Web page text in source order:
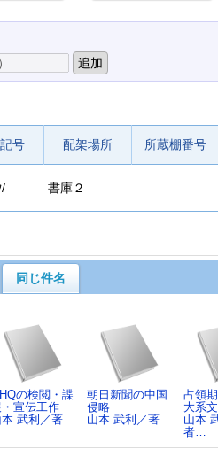
号 配架場所 所蔵棚番号
書庫２
同じ件名
の検閲・諜
宣伝工作
本 武利／著
朝日新聞の中国
侵略
山本 武利／著
占領
大系
山本
者…